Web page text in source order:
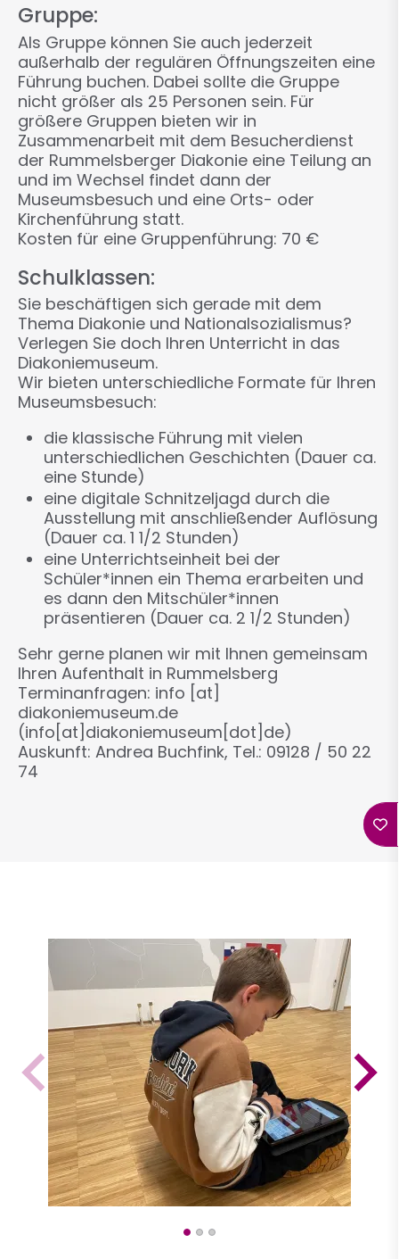
Gruppe:
Als Gruppe können Sie auch jederzeit
außerhalb der regulären Öffnungszeiten eine
Führung buchen. Dabei sollte die Gruppe
nicht größer als 25 Personen sein. Für
größere Gruppen bieten wir in
Zusammenarbeit mit dem Besucherdienst
der Rummelsberger Diakonie eine Teilung an
und im Wechsel findet dann der
Museumsbesuch und eine Orts- oder
Kirchenführung statt.
Kosten für eine Gruppenführung: 70 €
Schulklassen:
Sie beschäftigen sich gerade mit dem
Thema Diakonie und Nationalsozialismus?
Verlegen Sie doch Ihren Unterricht in das
Diakoniemuseum.
Wir bieten unterschiedliche Formate für Ihren
Museumsbesuch:
die klassische Führung mit vielen
unterschiedlichen Geschichten (Dauer ca.
eine Stunde)
eine digitale Schnitzeljagd durch die
Ausstellung mit anschließender Auflösung
(Dauer ca. 1 1/2 Stunden)
eine Unterrichtseinheit bei der
Schüler*innen ein Thema erarbeiten und
es dann den Mitschüler*innen
präsentieren (Dauer ca. 2 1/2 Stunden)
Sehr gerne planen wir mit Ihnen gemeinsam
Ihren Aufenthalt in Rummelsberg
Terminanfragen: info [at]
diakoniemuseum.de
(info[at]diakoniemuseum[dot]de)
Auskunft: Andrea Buchfink, Tel.: 09128 / 50 22
74